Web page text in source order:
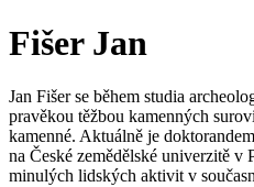
Fišer Jan
Jan Fišer se během studia
pravěkou těžbou kamenných
kamenné. Aktuálně je
na České zemědělské univerzitě v
minulých lidských aktivit v